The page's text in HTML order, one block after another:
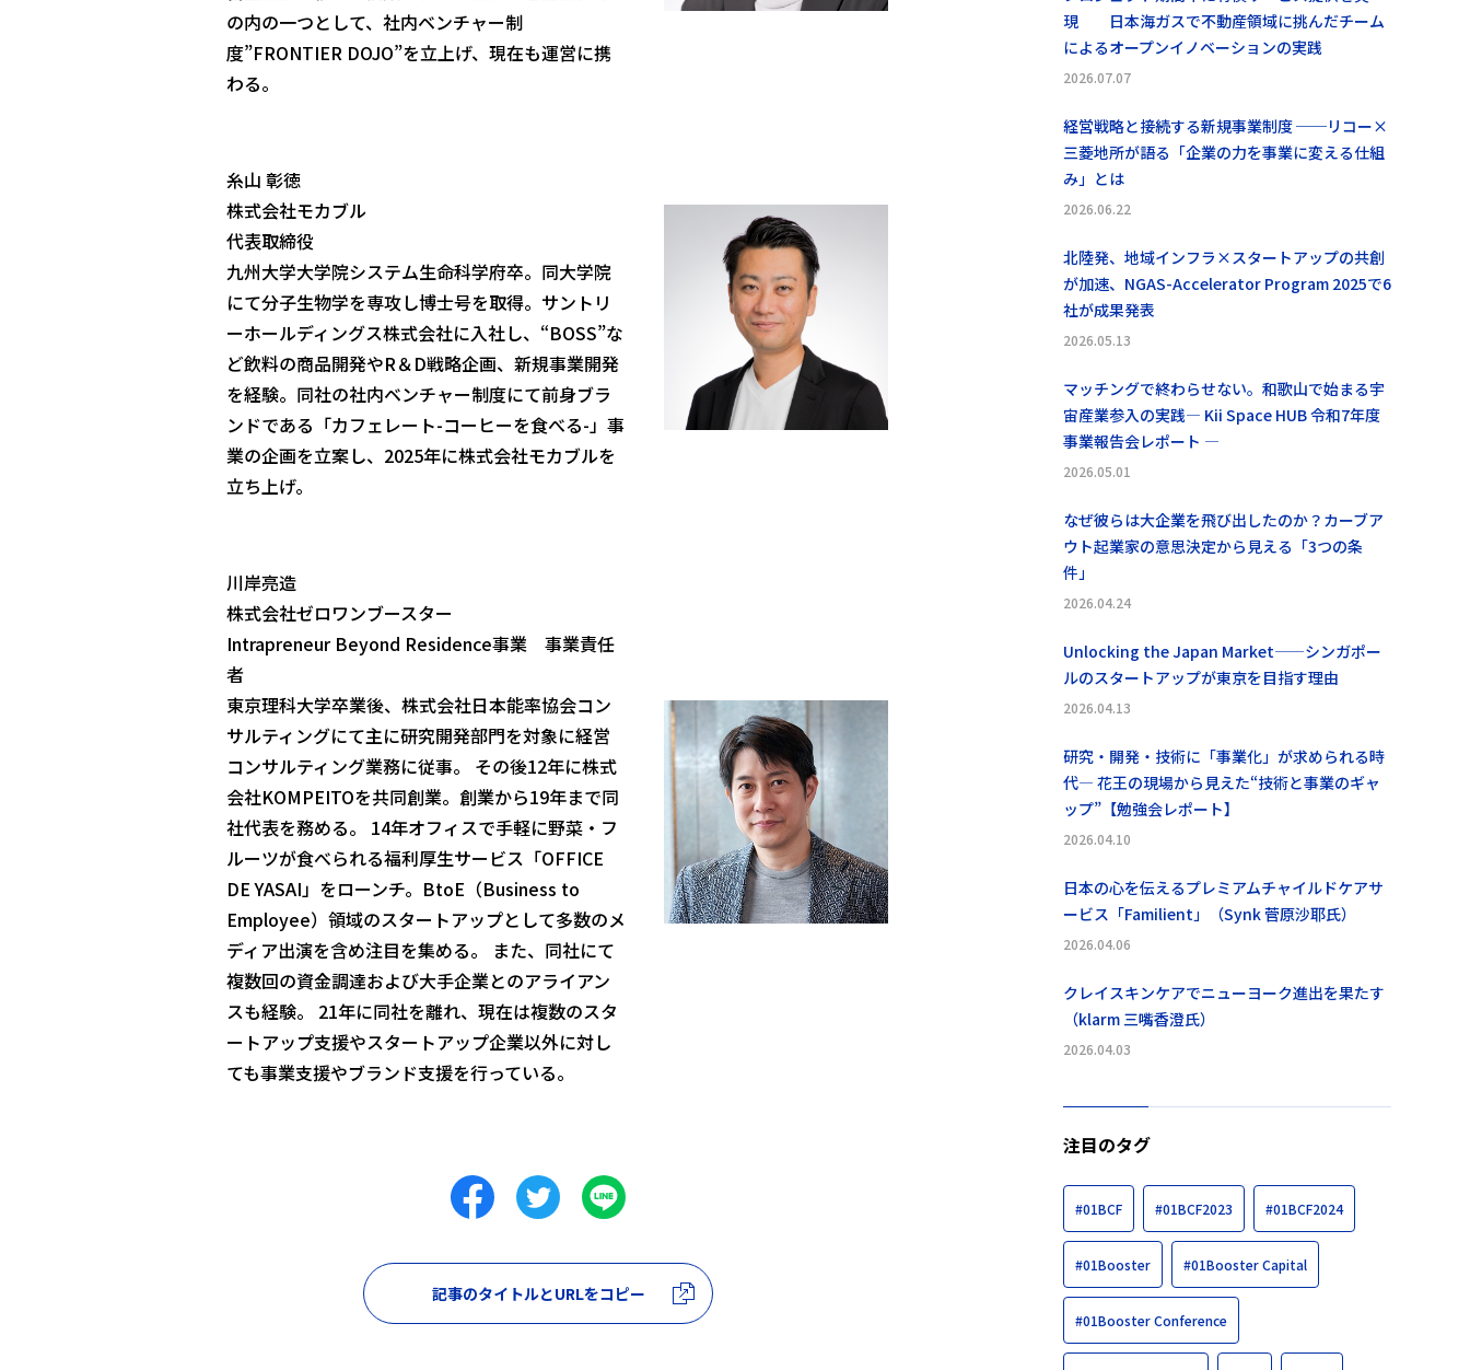
の内の一つとして、社内ベンチャー制
度”FRONTIER DOJO”を立上げ、現在も運営に携
わる。
糸山 彰徳
株式会社モカブル
代表取締役
九州大学大学院システム生命科学府卒。同大学院
にて分子生物学を専攻し博士号を取得。サントリ
ーホールディングス株式会社に入社し、“BOSS”な
ど飲料の商品開発やR＆D戦略企画、新規事業開発
を経験。同社の社内ベンチャー制度にて前身ブラ
ンドである「カフェレート-コーヒーを食べる-」事
業の企画を立案し、2025年に株式会社モカブルを
立ち上げ。
川岸亮造
株式会社ゼロワンブースター
Intrapreneur Beyond Residence事業 事業責任
者
東京理科大学卒業後、株式会社日本能率協会コン
サルティングにて主に研究開発部門を対象に経営
コンサルティング業務に従事。 その後12年に株式
会社KOMPEITOを共同創業。創業から19年まで同
社代表を務める。 14年オフィスで手軽に野菜・フ
ルーツが食べられる福利厚生サービス「OFFICE
DE YASAI」をローンチ。BtoE（Business to
Employee）領域のスタートアップとして多数のメ
ディア出演を含め注目を集める。 また、同社にて
複数回の資金調達および大手企業とのアライアン
スも経験。 21年に同社を離れ、現在は複数のスタ
ートアップ支援やスタートアップ企業以外に対し
ても事業支援やブランド支援を行っている。
記事のタイトルとURLをコピー
現 日本海ガスで不動産領域に挑んだチーム
によるオープンイノベーションの実践
2026.07.07
経営戦略と接続する新規事業制度 ──リコー×
三菱地所が語る「企業の力を事業に変える仕組
み」とは
2026.06.22
北陸発、地域インフラ×スタートアップの共創
が加速、NGAS-Accelerator Program 2025で6
社が成果発表
2026.05.13
マッチングで終わらせない。和歌山で始まる宇
宙産業参入の実践― Kii Space HUB 令和7年度
事業報告会レポート ―
2026.05.01
なぜ彼らは大企業を飛び出したのか？カーブア
ウト起業家の意思決定から見える「3つの条
件」
2026.04.24
Unlocking the Japan Market——シンガポー
ルのスタートアップが東京を目指す理由
2026.04.13
研究・開発・技術に「事業化」が求められる時
代― 花王の現場から見えた“技術と事業のギャ
ップ”【勉強会レポート】
2026.04.10
日本の心を伝えるプレミアムチャイルドケアサ
ービス「Familient」（Synk 菅原沙耶氏）
2026.04.06
クレイスキンケアでニューヨーク進出を果たす
（klarm 三嘴香澄氏）
2026.04.03
注目のタグ
#01BCF #01BCF2023 #01BCF2024
#01Booster #01Booster Capital
#01Booster Conference